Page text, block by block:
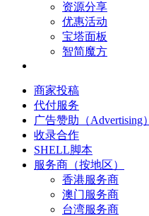
资源分享
优惠活动
宝塔面板
智简魔方
商家投稿
代付服务
广告赞助（Advertising）
收录合作
SHELL脚本
服务商（按地区）
香港服务商
澳门服务商
台湾服务商